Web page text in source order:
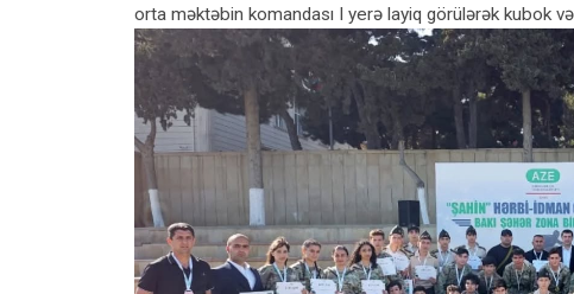
orta məktəbin komandası I yerə layiq görülərək kubok